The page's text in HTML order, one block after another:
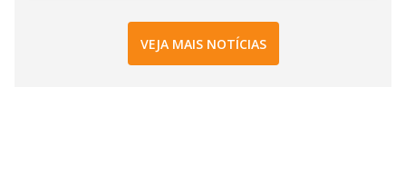
VEJA MAIS NOTÍCIAS